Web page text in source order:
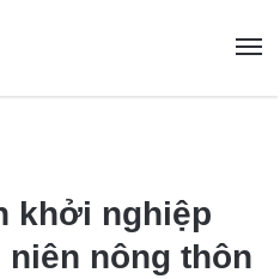
khởi nghiệp
niên nông thôn